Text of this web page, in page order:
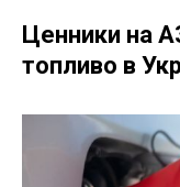
Ценники на
топливо в